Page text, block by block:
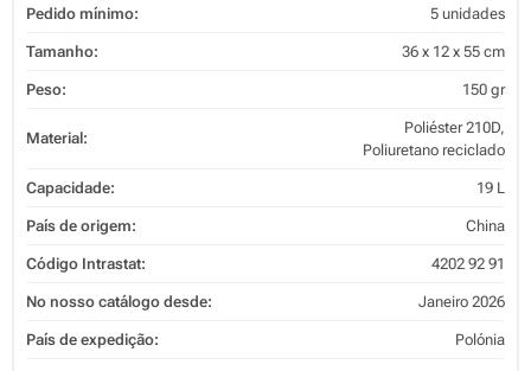
Pedido mínimo: 5 unidades
Tamanho: 36 x 12 x 55 cm
Peso: 150 gr
Material:
Poliéster 210D,
Poliuretano reciclado
Capacidade: 19 L
País de origem: China
Código Intrastat: 4202 92 91
No nosso catálogo desde: Janeiro 2026
País de expedição: Polónia